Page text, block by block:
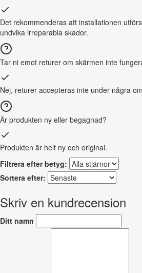
Det rekommenderas att installationen
undvika irreparabla skador.
Tar ni emot returer om skärmen inte
Nej, returer accepteras inte under några
Är produkten ny eller begagnad?
Produkten är helt ny och original.
Filtrera efter betyg:
Sortera efter:
Skriv en kundrecension
Ditt namn